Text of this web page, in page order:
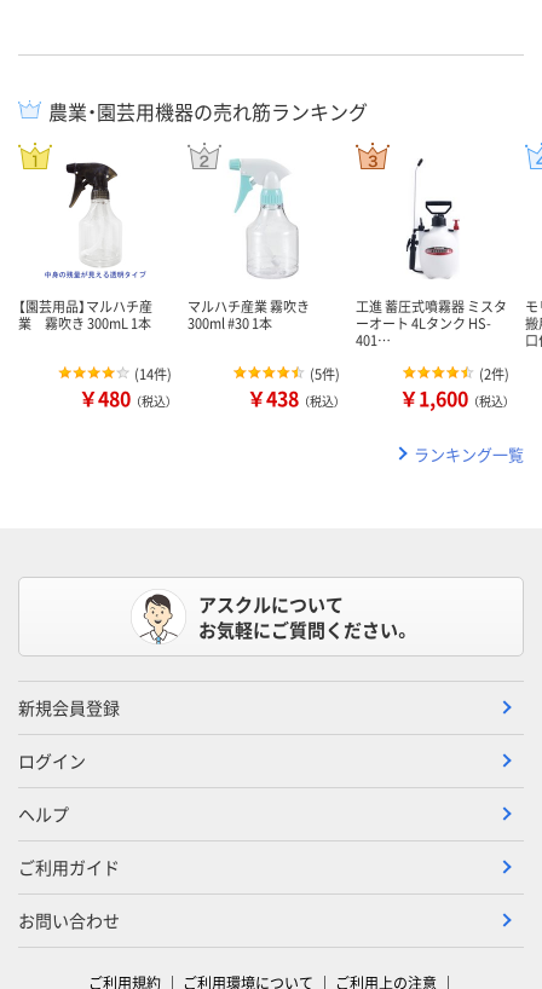
農業・園芸用機器の売れ筋ランキング
【園芸用品】マルハチ産
業 霧吹き 300mL 1本
(14件)
￥480 （税込）
マルハチ産業 霧吹き
300ml #30 1本
(5件)
￥438 （税込）
工進 蓄圧式噴霧器 ミスタ
ーオート 4Lタンク HS-
401…
(2件)
￥1,600 （税込）
搬
ランキング一覧
アスクルについて
お気軽にご質問ください。
新規会員登録
ログイン
ヘルプ
ご利用ガイド
お問い合わせ
ご利用規約 ご利用環境について ご利用上の注意